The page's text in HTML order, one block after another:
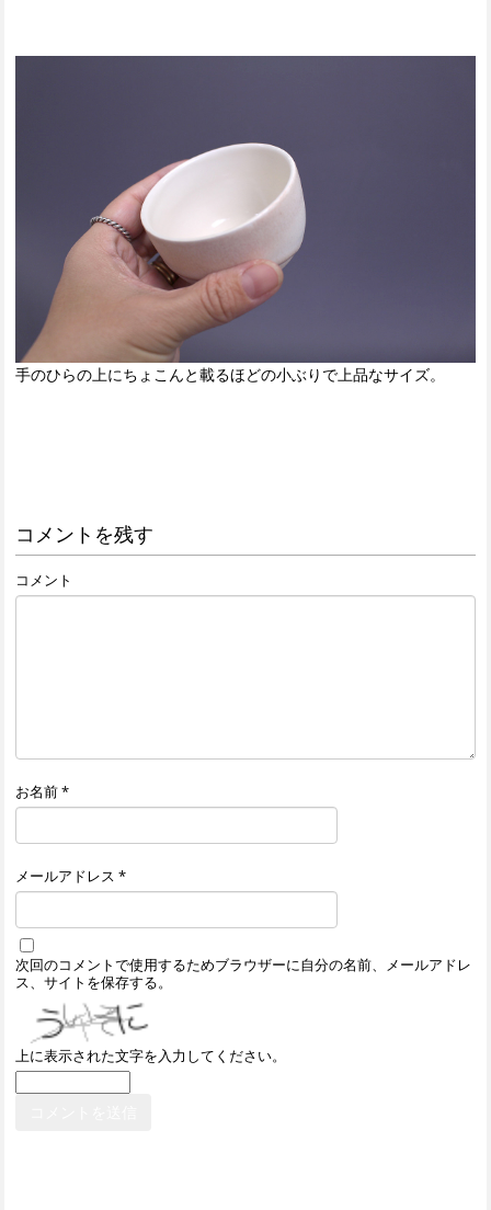
手のひらの上にちょこんと載るほどの小ぶりで上品なサイズ。
コメントを残す
コメント
お名前*
メールアドレス *
次回のコメントで使用するためブラウザーに自分の名前、メールアドレ
ス、サイトを保存する。
上に表示された文字を入力してください。